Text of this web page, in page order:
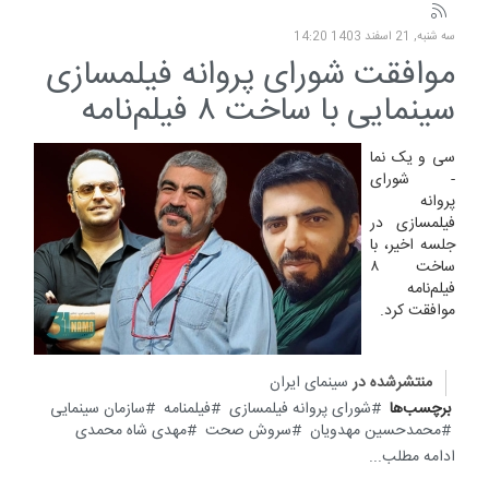
سه شنبه, 21 اسفند 1403 14:20
موافقت شورای پروانه فیلمسازی
سینمایی با ساخت ۸ فیلم‌نامه
سی و یک نما
- شورای
پروانه
فیلمسازی در
جلسه اخیر، با
ساخت ۸
فیلم‌نامه
موافقت کرد.
منتشرشده در سینمای ایران
برچسب‌ها
شورای پروانه فیلمسازی فیلمنامه
سازمان سینمایی
محمدحسین مهدویان
سروش صحت
مهدی شاه محمدی
ادامه مطلب...